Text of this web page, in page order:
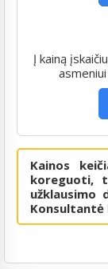
Į kainą
Kainos
koreguoti,
Konsultantė